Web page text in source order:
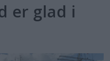
er glad i